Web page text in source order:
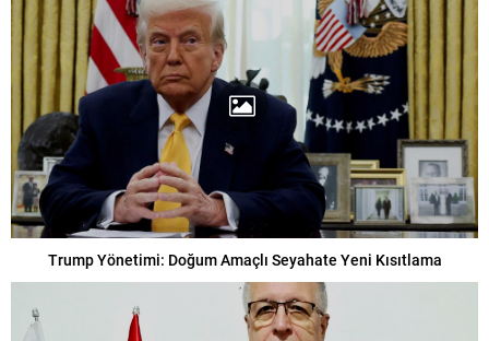
Trump Yönetimi: Doğum Amaçlı Seyahate Yeni Kısıtlama